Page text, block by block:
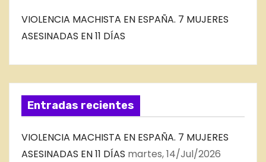
VIOLENCIA MACHISTA EN ESPAÑA. 7 MUJERES
ASESINADAS EN 11 DÍAS
Entradas recientes
VIOLENCIA MACHISTA EN ESPAÑA. 7 MUJERES
ASESINADAS EN 11 DÍAS martes, 14/Jul/2026